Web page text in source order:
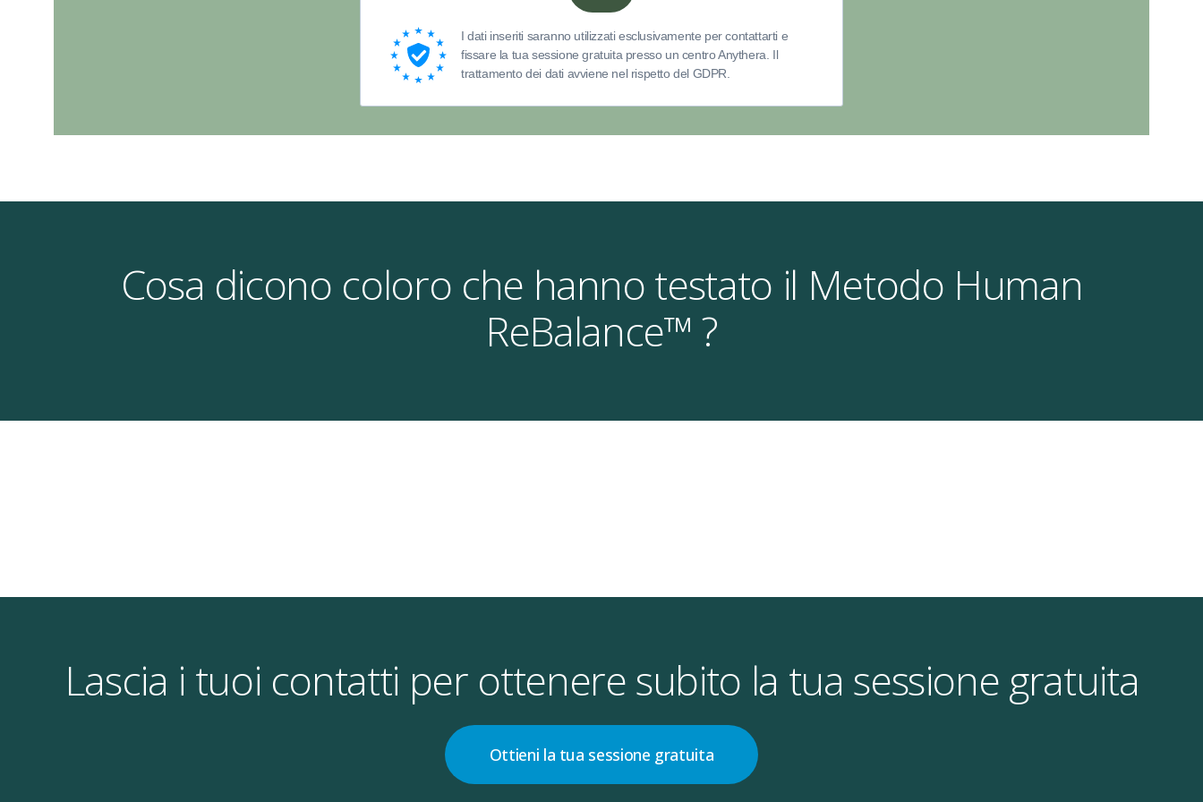
I dati inseriti saranno utilizzati esclusivamente per contattarti e
fissare la tua sessione gratuita presso un centro Anythera. Il
trattamento dei dati avviene nel rispetto del GDPR.
Cosa dicono coloro che hanno testato il Metodo Human
ReBalance™ ?
Lascia i tuoi contatti per ottenere subito la tua sessione gratuita
Ottieni la tua sessione gratuita